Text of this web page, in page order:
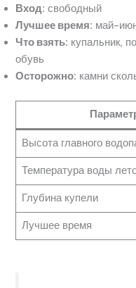
Вход: свободный
Лучшее время: май-
Что взять: купальник,
обувь
Осторожно: камни
Высота главного
Температура воды
Глубина купели
Лучшее время